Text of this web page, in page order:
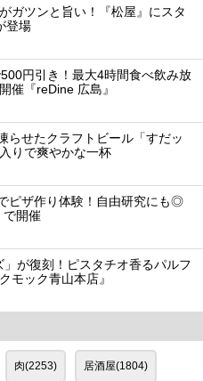
ガツンと旨い！『松屋』にスタ
登場
円引き！最大4時間食べ飲み放
催『reDine 広島』
らせたクラフトビール「すだッ
りで爽やかな一杯
ピザ作り体験！自由研究にも◎
で開催
が復刻！ピスタチオ香るパルフ
モック青山本店』
肉(2253) 居酒屋(1804)